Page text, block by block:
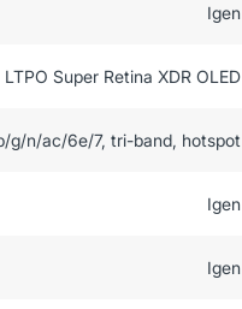
Igen
LTPO Super Retina XDR OLED
g/n/ac/6e/7, tri-band, hotspot
Igen
Igen